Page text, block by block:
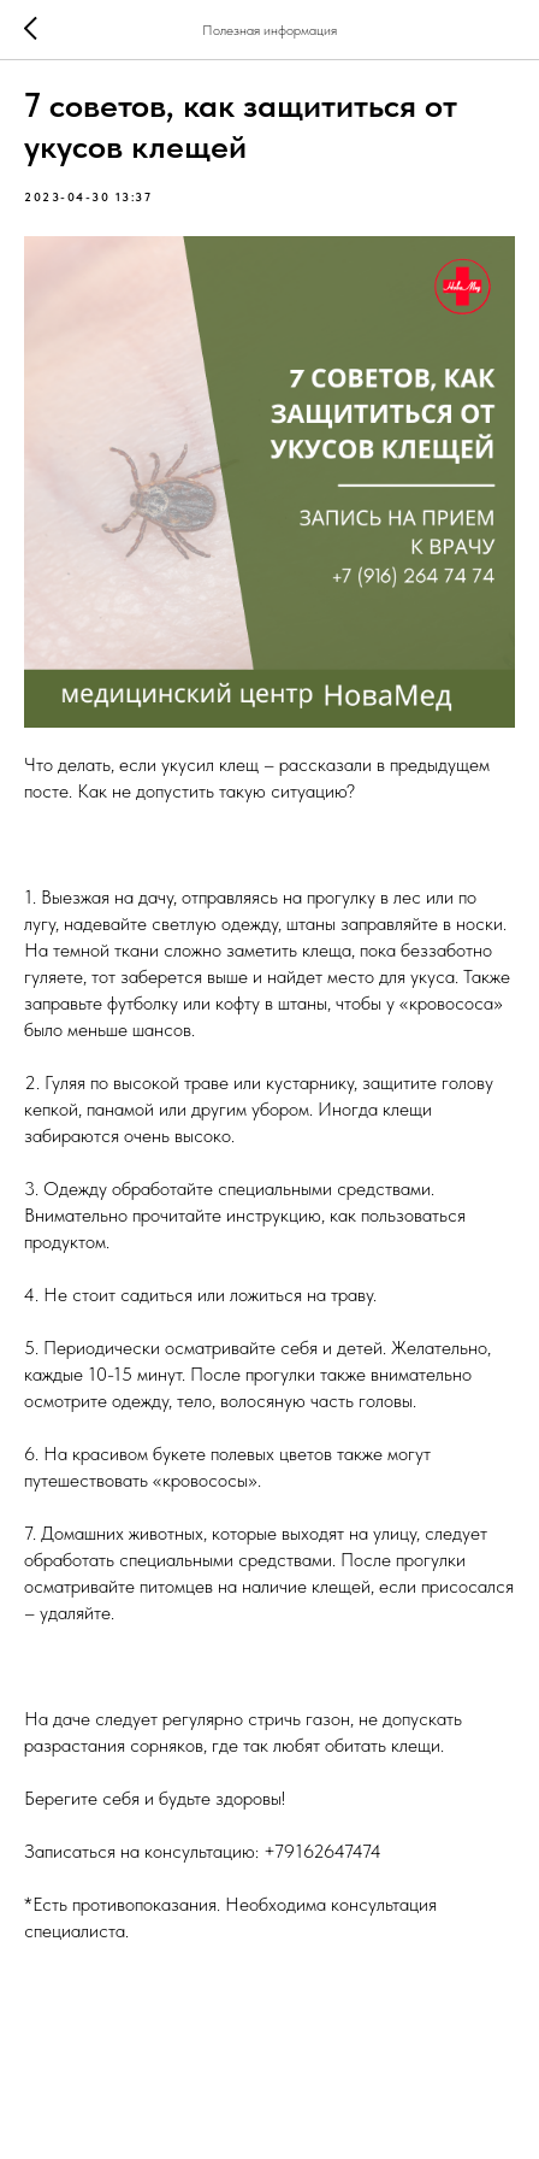
Полезная информация
7 советов, как защититься от
укусов клещей
2023-04-30 13:37
Что делать, если укусил клещ – рассказали в предыдущем
посте. Как не допустить такую ситуацию?
1. Выезжая на дачу, отправляясь на прогулку в лес или по
лугу, надевайте светлую одежду, штаны заправляйте в носки.
На темной ткани сложно заметить клеща, пока беззаботно
гуляете, тот заберется выше и найдет место для укуса. Также
заправьте футболку или кофту в штаны, чтобы у «кровососа»
было меньше шансов.
2. Гуляя по высокой траве или кустарнику, защитите голову
кепкой, панамой или другим убором. Иногда клещи
забираются очень высоко.
3. Одежду обработайте специальными средствами.
Внимательно прочитайте инструкцию, как пользоваться
продуктом.
4. Не стоит садиться или ложиться на траву.
5. Периодически осматривайте себя и детей. Желательно,
каждые 10-15 минут. После прогулки также внимательно
осмотрите одежду, тело, волосяную часть головы.
6. На красивом букете полевых цветов также могут
путешествовать «кровососы».
7. Домашних животных, которые выходят на улицу, следует
обработать специальными средствами. После прогулки
осматривайте питомцев на наличие клещей, если присосался
– удаляйте.
На даче следует регулярно стричь газон, не допускать
разрастания сорняков, где так любят обитать клещи.
Берегите себя и будьте здоровы!
Записаться на консультацию: +79162647474
*Есть противопоказания. Необходима консультация
специалиста.